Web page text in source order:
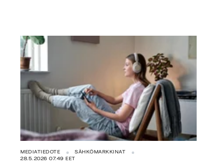
MEDIATIEDOTE
SÄHKÖMARKKINAT
28.5.2026 07.49 EET